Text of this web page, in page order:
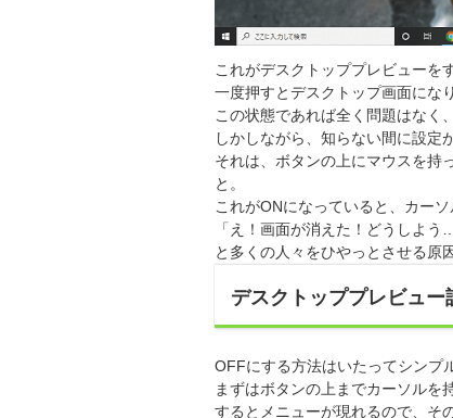
これがデスクトッププレビューを
一度押すとデスクトップ画面にな
この状態であれば全く問題はなく
しかしながら、知らない間に設定
それは、ボタンの上にマウスを持
と。
これがONになっていると、カー
「え！画面が消えた！どうしよう…
と多くの人々をひやっとさせる原
デスクトッププレビュー
OFFにする方法はいたってシンプル
まずはボタンの上までカーソルを
するとメニューが現れるので、そ